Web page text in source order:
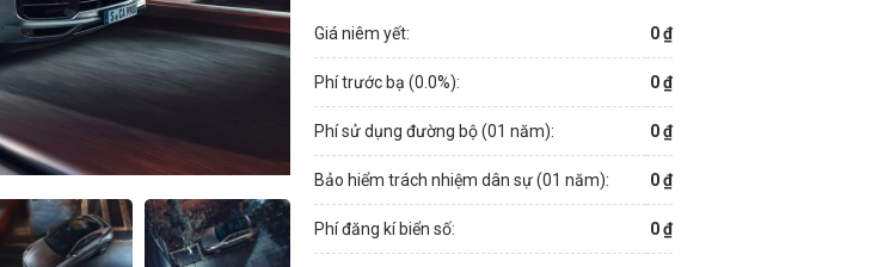
Giá niêm yết: 0 ₫
Phí trước bạ (0.0%): 0 ₫
Phí sử dụng đường bộ (01 năm): 0 ₫
Bảo hiểm trách nhiệm dân sự (01 năm): 0 ₫
Phí đăng kí biển số: 0 ₫